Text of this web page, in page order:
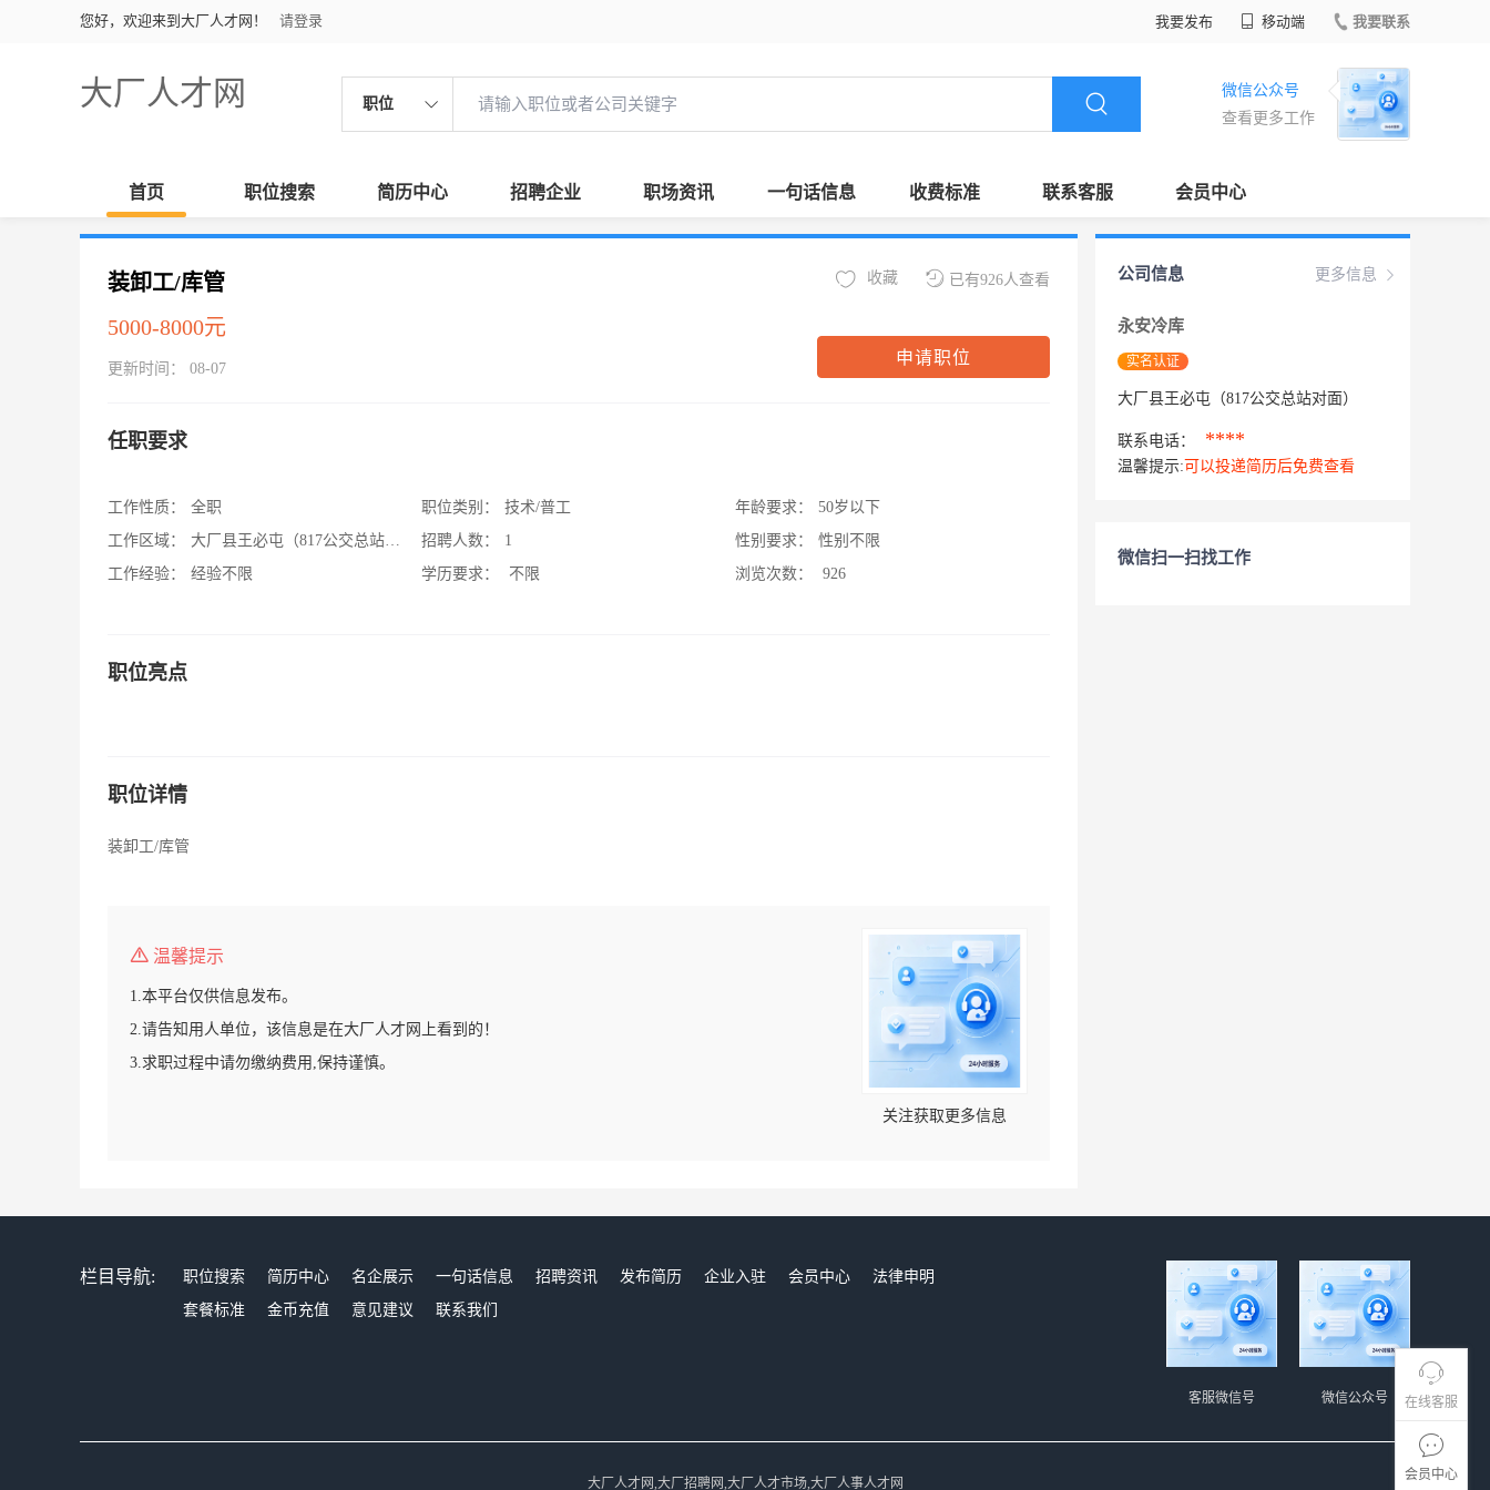
您好，欢迎来到大厂人才网！ 请登录 我要发布 移动端 我要联系
大厂人才网 职位
微信公众号
查看更多工作
首页 职位搜索 简历中心 招聘企业 职场资讯 一句话信息 收费标准 联系客服 会员中心
在线客服
会员中心
装卸工/库管
5000-8000元
更新时间： 08-07
已有926人查看
收藏
申请职位
任职要求
工作性质：
全职
工作区域：
大厂县王必屯（817公交总站对面）
工作经验：
经验不限
职位类别：
技术/普工
招聘人数：
1
学历要求：
不限
年龄要求：
50岁以下
性别要求：
性别不限
浏览次数：
926
职位亮点
职位详情
装卸工/库管
温馨提示
1.本平台仅供信息发布。
2.请告知用人单位，该信息是在大厂人才网上看到的！
3.求职过程中请勿缴纳费用,保持谨慎。
关注获取更多信息
更多信息
公司信息
永安冷库
实名认证
大厂县王必屯（817公交总站对面）
联系电话： ****
温馨提示: 可以投递简历后免费查看
微信扫一扫找工作
栏目导航: 职位搜索 简历中心 名企展示 一句话信息 招聘资讯 发布简历 企业入驻 会员中心
法律申明
套餐标准
金币充值 意见建议 联系我们
微信公众号
客服微信号
大厂人才网,大厂招聘网,大厂人才市场,大厂人事人才网